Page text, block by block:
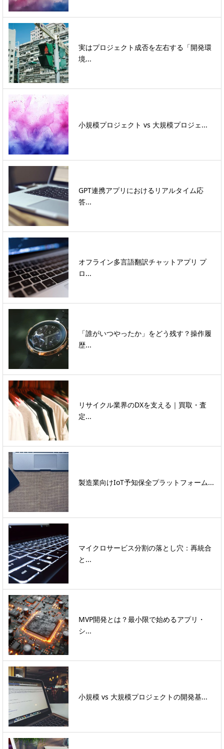
実はプロジェクト成否を左右する「開発環
境...
小規模プロジェクト vs 大規模プロジェ...
GPT連携アプリにおけるリアルタイム応
答...
オフライン多言語翻訳チャットアプリ プ
ロ...
「誰がいつやったか」をどう残す？操作履
歴...
リサイクル業界のDXを支える｜買取・査
定...
製造業向けIoT予知保全プラットフォーム...
マイクロサービス分割の落とし穴：再統合
と...
MVP開発とは？最小限で始めるアプリ・
シ...
小規模 vs 大規模プロジェクトの開発基...